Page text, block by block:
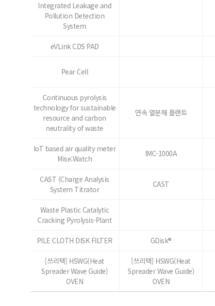
Integrated Leakage and
Pollution Detection
System
eVLink CDS PAD
Pear Cell
Continuous pyrolysis
technology for sustainable
resource and carbon
neutrality of waste
연속 열분해 플랜트
IoT based air quality meter
Mise:Watch
IMC-1000A
CAST (Charge Analysis
System Titrator
CAST
Waste Plastic Catalytic
Cracking Pyrolysis-Plant
PILE CLOTH DISK FILTER GDisk®
[쓰리텍] HSWG(Heat
Spreader Wave Guide)
OVEN
[쓰리텍] HSWG(Heat
Spreader Wave Guide)
OVEN